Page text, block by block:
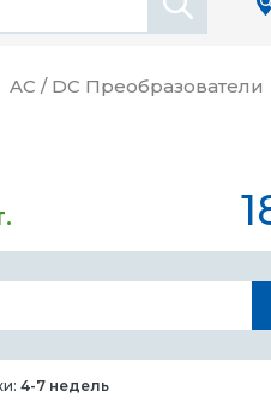
AC / DC Преобразователи
4-7 недель